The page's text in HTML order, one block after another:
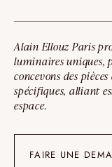
Alain Ellouz Paris
luminaires uniques,
concevons des
spécifiques, alliant
espace.
FAIRE UNE